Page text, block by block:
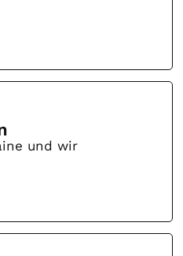
und wir